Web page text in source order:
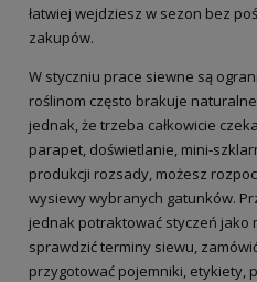
łatwiej wejdziesz w sezon bez
zakupów.
W styczniu prace siewne są
roślinom często brakuje
jednak, że trzeba całkowicie
parapet, doświetlanie, mini-
produkcji rozsady, możesz
wysiewy wybranych gatunków.
jednak potraktować styczeń jako
sprawdzić terminy siewu,
przygotować pojemniki, etykiety,